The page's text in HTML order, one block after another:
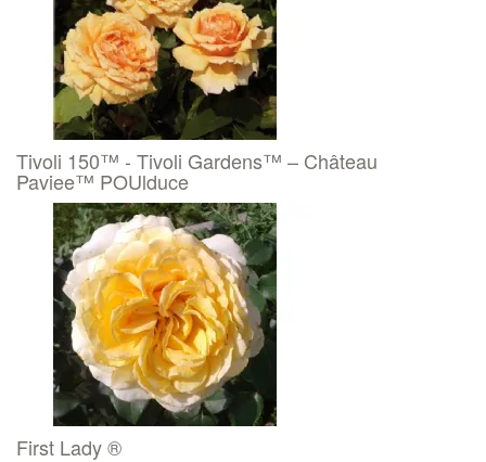
Tivoli 150™ - Tivoli Gardens™ – Château
Paviee™ POUlduce
First Lady ®